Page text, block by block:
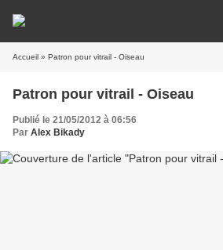
Accueil » Patron pour vitrail - Oiseau
Patron pour vitrail - Oiseau
Publié le 21/05/2012 à 06:56
Par Alex Bikady